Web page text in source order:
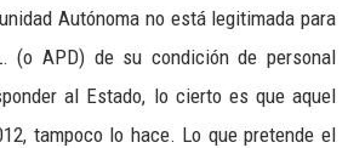
Autónoma no está legitimada para
(o APD) de su condición de personal
al Estado, lo cierto es que aquel
tampoco lo hace. Lo que pretende el